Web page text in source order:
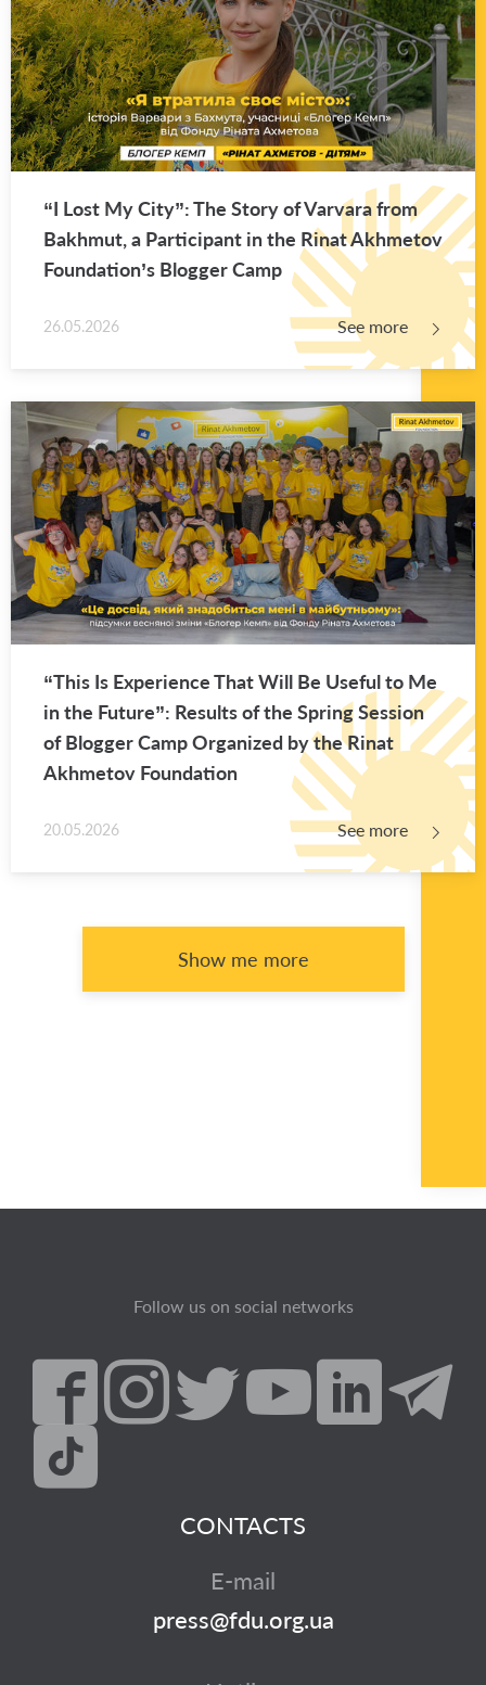
“I Lost My City”: The Story of Var­vara from
Bakhmut, a Par­tic­i­pant in the Rinat Akhme­tov
Foun­da­tion’s Blog­ger Camp
26.05.2026 See more
“This Is Ex­pe­ri­ence That Will Be Use­ful to Me
in the Fu­ture”: Re­sults of the Spring Ses­sion
of Blog­ger Camp Or­ga­nized by the Rinat
Akhme­tov Foun­da­tion
20.05.2026 See more
Show me more
Follow us on social networks
CONTACTS
E-mail
press@fdu.org.ua